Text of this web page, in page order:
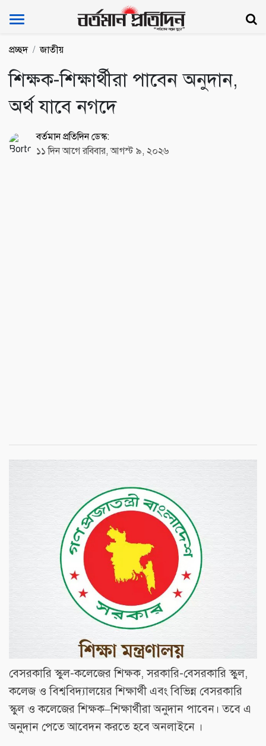
Bartoman Protidin
প্রচ্ছদ জাতীয়
শিক্ষক-শিক্ষার্থীরা পাবেন অনুদান,
অর্থ যাবে নগদে
বর্তমান প্রতিদিন ডেস্ক:
১১ দিন আগে রবিবার, আগস্ট ৯, ২০২৬
বেসরকারি স্কুল-কলেজের শিক্ষক, সরকারি-বেসরকারি স্কুল,
কলেজ ও বিশ্ববিদ্যালয়ের শিক্ষার্থী এবং বিভিন্ন বেসরকারি
স্কুল ও কলেজের শিক্ষক–শিক্ষার্থীরা অনুদান পাবেন। তবে এ
অনুদান পেতে আবেদন করতে হবে অনলাইনে ।